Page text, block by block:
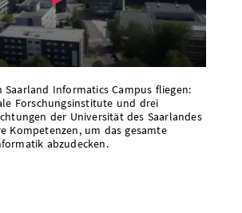
Saarland Informatics Campus fliegen:
Forschungsinstitute und drei
der Universität des Saarlandes
Kompetenzen, um das gesamte
abzudecken.